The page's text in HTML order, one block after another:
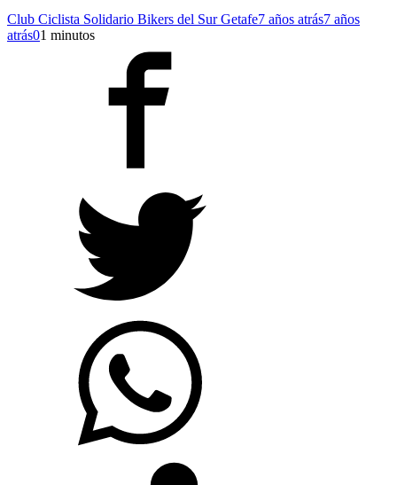
Club Ciclista Solidario Bikers del Sur Getafe7 años atrás7 años
atrás01 minutos